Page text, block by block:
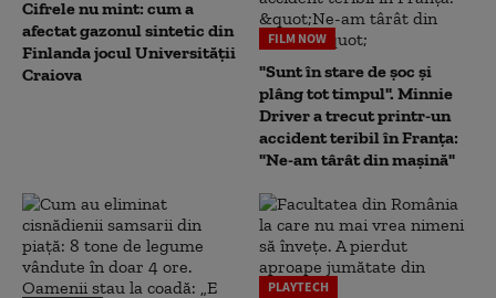
Cifrele nu mint: cum a
afectat gazonul sintetic din
Finlanda jocul Universității
Craiova
FILM NOW
"Sunt în stare de șoc și
plâng tot timpul". Minnie
Driver a trecut printr-un
accident teribil în Franța:
"Ne-am târât din mașină"
PLAYTECH